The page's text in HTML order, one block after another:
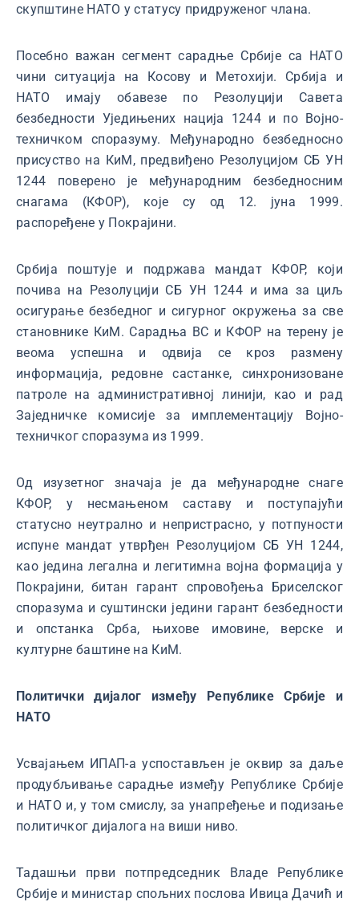
скупштине НАТО у статусу придруженог члана.
Посебно важан сегмент сарадње Србије са НАТО
чини ситуација на Косову и Метохији. Србија и
НАТО имају обавезе по Резолуцији Савета
безбедности Уједињених нација 1244 и по Војно-
техничком споразуму. Међународно безбедносно
присуство на КиМ, предвиђено Резолуцијом СБ УН
1244 поверено је међународним безбедносним
снагама (КФОР), које су од 12. јуна 1999.
распоређене у Покрајини.
Србија поштује и подржава мандат КФОР, који
почива на Резолуцији СБ УН 1244 и има за циљ
осигурање безбедног и сигурног окружења за све
становнике КиМ. Сарадња ВС и КФОР на терену je
веома успешна и одвија се кроз размену
информација, редовне састанке, синхронизоване
патроле на административној линији, као и рад
Заједничке комисије за имплементацију Војно-
техничког споразума из 1999.
Од изузетног значаја је да међународне снаге
КФОР, у несмањеном саставу и поступајући
статусно неутрално и непристрасно, у потпуности
испуне мандат утврђен Резолуцијом СБ УН 1244,
као једина легална и легитимна војна формација у
Покрајини, битан гарант спровођења Бриселског
споразума и суштински једини гарант безбедности
и опстанка Срба, њихове имовине, верске и
културне баштине на КиМ.
Политички дијалог између Републике Србије и
НАТО
Усвајањем ИПАП-а успостављен је оквир за даље
продубљивање сарадње између Републике Србије
и НАТО и, у том смислу, за унапређење и подизање
политичког дијалога на виши ниво.
Тадашњи први потпредседник Владе Републике
Србије и министар спољних послова Ивица Дачић и